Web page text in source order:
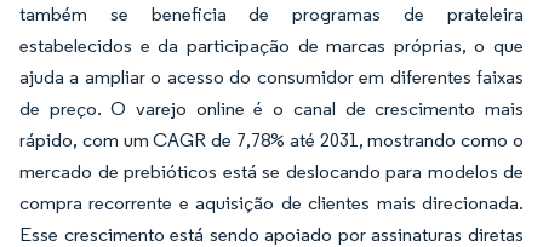
também se beneficia de programas de prateleira
estabelecidos e da participação de marcas próprias, o que
ajuda a ampliar o acesso do consumidor em diferentes faixas
de preço. O varejo online é o canal de crescimento mais
rápido, com um CAGR de 7,78% até 2031, mostrando como o
mercado de prebióticos está se deslocando para modelos de
compra recorrente e aquisição de clientes mais direcionada.
Esse crescimento está sendo apoiado por assinaturas diretas